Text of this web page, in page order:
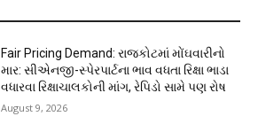
Fair Pricing Demand: રાજકોટમાં મોંઘવારીનો
માર: સીએનજી-સ્પેરપાર્ટના ભાવ વધતા રિક્ષા ભાડા
વધારવા રિક્ષાચાલકોની માંગ, રેપિડો સામે પણ રોષ
August 9, 2026